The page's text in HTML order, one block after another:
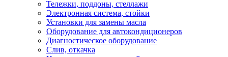
Тележки, поддоны, стеллажи
Электронная система, стойки
Установки для замены масла
Оборудование для автокондиционеров
Диагностическое оборудование
Слив, откачка